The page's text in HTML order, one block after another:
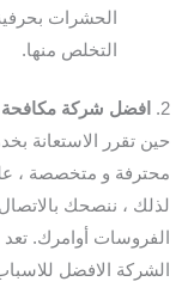
الحشرات
التخلص منها.
2.
افضل شركة
حين تقرر الاستعانة
محترفة و متخصصة ،
لذلك ، ننصحك
الفروسات أوامرك.
الشركة الافضل